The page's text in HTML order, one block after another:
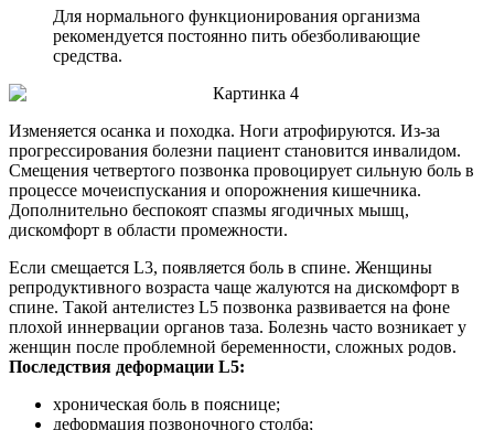
Для нормального функционирования организма
рекомендуется постоянно пить обезболивающие
средства.
Изменяется осанка и походка. Ноги атрофируются. Из-за
прогрессирования болезни пациент становится инвалидом.
Смещения четвертого позвонка провоцирует сильную боль в
процессе мочеиспускания и опорожнения кишечника.
Дополнительно беспокоят спазмы ягодичных мышц,
дискомфорт в области промежности.
Если смещается L3, появляется боль в спине. Женщины
репродуктивного возраста чаще жалуются на дискомфорт в
спине. Такой антелистез L5 позвонка развивается на фоне
плохой иннервации органов таза. Болезнь часто возникает у
женщин после проблемной беременности, сложных родов.
Последствия деформации L5:
хроническая боль в пояснице;
деформация позвоночного столба;